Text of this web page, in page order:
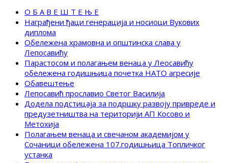
О Б А В Е Ш Т Е Њ Е
Награђени ђаци генерација и носиоци Вукових
диплома
Обележена храмовна и општинска слава у
Лепосавићу
Парастосом и полагањем венаца у Леосавићу
обележена годишњица почетка НАТО агресије
Обавештење
Лепосавић прославио Светог Василија
Додела подстицаја за подршку развоју привреде и
предузетништва на територији АП Косово и
Метохија
Полагањем венаца и свечаном академијом у
Сочаници обележена 107.годишњица Топличког
устанка